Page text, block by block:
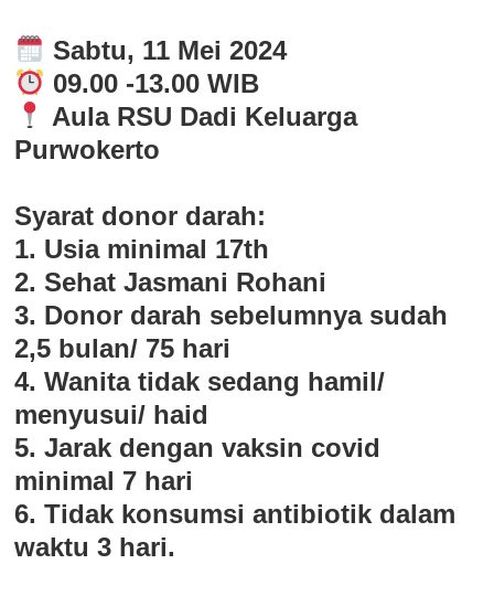
Sabtu, 11 Mei 2024
09.00 -13.00 WIB
Aula RSU Dadi Keluarga
Purwokerto
Syarat donor darah:
1. Usia minimal 17th
2. Sehat Jasmani Rohani
3. Donor darah sebelumnya sudah
2,5 bulan/ 75 hari
4. Wanita tidak sedang hamil/
menyusui/ haid
5. Jarak dengan vaksin covid
minimal 7 hari
6. Tidak konsumsi antibiotik dalam
waktu 3 hari.